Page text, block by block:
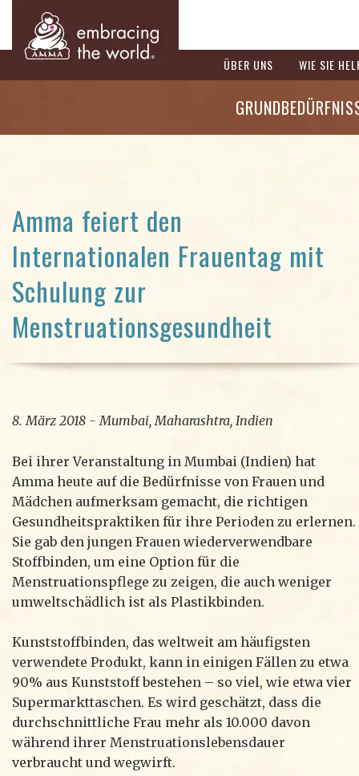
ÜBER UNS WIE SIE
Amma feiert den
Internationalen Frauentag mit
Schulung zur
Menstruationsgesundheit
8. März 2018 - Mumbai, Maharashtra, Indien
Bei ihrer Veranstaltung in Mumbai (Indien) hat
Amma heute auf die Bedürfnisse von Frauen und
Mädchen aufmerksam gemacht, die richtigen
Gesundheitspraktiken für ihre Perioden zu erlernen.
Sie gab den jungen Frauen wiederverwendbare
Stoffbinden, um eine Option für die
Menstruationspflege zu zeigen, die auch weniger
umweltschädlich ist als Plastikbinden.
Kunststoffbinden, das weltweit am häufigsten
verwendete Produkt, kann in einigen Fällen zu etwa
90% aus Kunststoff bestehen – so viel, wie etwa vier
Supermarkttaschen. Es wird geschätzt, dass die
durchschnittliche Frau mehr als 10.000 davon
während ihrer Menstruationslebensdauer
verbraucht und wegwirft.